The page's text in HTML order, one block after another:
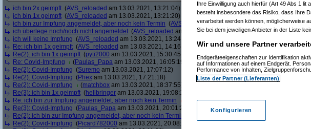
ich bin 2x geimpft (AVS_reloaded am 13.03.2021, 13:21:04)
ich bin 1x geimpft (AVS_reloaded am 13.03.2021, 13:21:20)
ich bin zur Impfung angemeldet, aber noch kein Termin (AVS_reloadedam 13.03.2021, 13:22:08)
ich überlege noch/noch nicht angemeldet (AVS_reloaded am 13.03.2021, 13:23:55)
ich will keine Impfung (AVS_reloaded am 13.03.2021, 13:24:12)
Re: ich bin 1x geimpft (AVS_reloaded am 13.03.2021, 14:16:51)
Re(2): ich bin 1x geimpft (pyti2000 am 13.03.2021, 15:30:45)
Re: Covid-Impfung
(Paulas_Papa am 13.03.2021, 16:05:19)
Re(2): Covid-Impfung (Suremo am 13.03.2021, 17:07:12)
Re(2): Covid-Impfung (Phex am 13.03.2021, 17:21:18)
Re(2): Covid-Impfung
(matchbox am 13.03.2021, 18:37:55)
Re(3): ich bin 1x geimpft (hellbringer am 13.03.2021, 19:08:15)
Re: ich bin zur Impfung angemeldet, aber noch kein Termin
Ascottyam 13.03.2021, 19:14:53)
Re(3): Covid-Impfung (Paulas_Papa am 13.03.2021, 20:01:29)
Re(2): ich bin zur Impfung angemeldet, aber noch kein Termin
Re(2): Covid-Impfung (Picard782000 am 13.03.2021, 20:08:50)
Ihre Einwilligung auch hierfür (Art 49 Abs 1 lit
besteht insbesondere das Risiko, dass Ihre
verarbeitet werden können, möglicherweise
Sie bei dem jeweiligen Anbieter in der Liste
Wir und unsere Partner
Endgeräteeigenschaften zur Identifikation
auf Informationen auf einem Endgerät.
Performance von Inhalten,
Liste der Partner (Lieferanten)
Konfigurieren